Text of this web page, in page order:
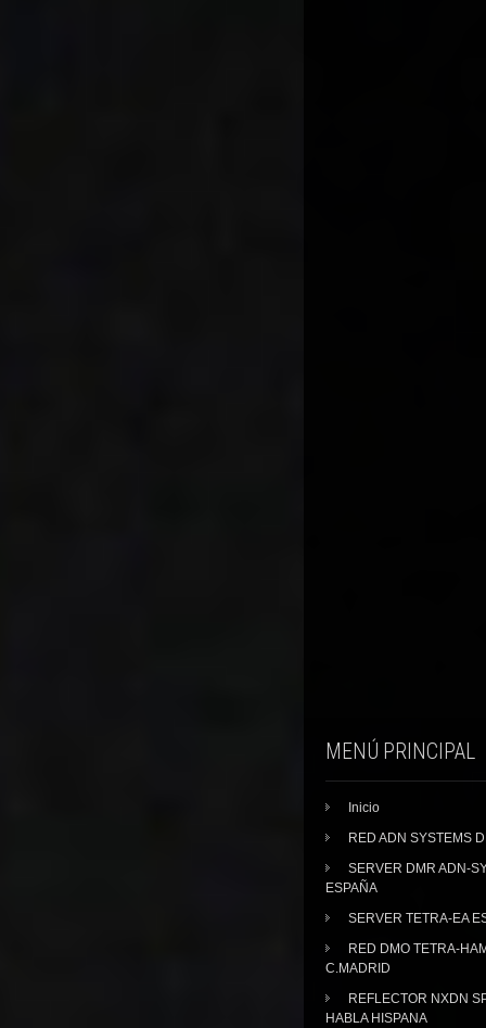
MENÚ PRINCIPAL
Inicio
RED ADN SYSTEMS
SERVER DMR ADN-
ESPAÑA
SERVER TETRA-EA
RED DMO TETRA-
C.MADRID
REFLECTOR NXDN
HABLA HISPANA